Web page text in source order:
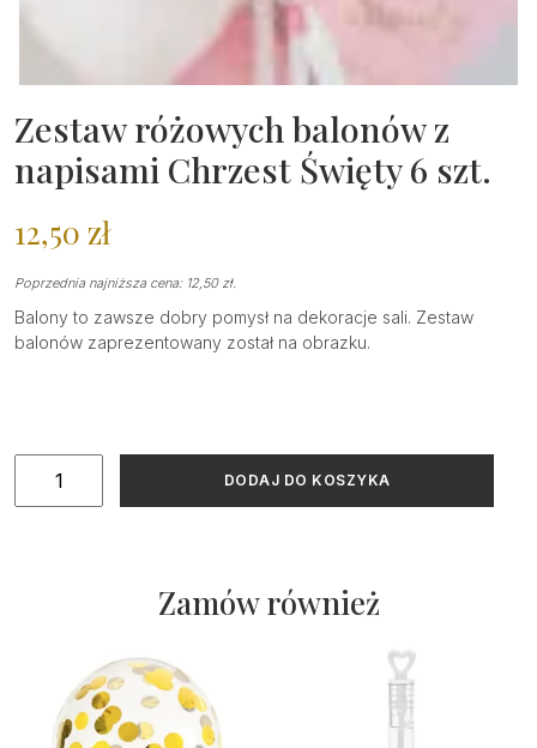
Zestaw różowych balonów z
napisami Chrzest Święty 6 szt.
12,50 zł
Poprzednia najniższa cena: 12,50 zł.
Balony to zawsze dobry pomysł na dekoracje sali. Zestaw
balonów zaprezentowany został na obrazku.
DODAJ DO KOSZYKA
Zamów również